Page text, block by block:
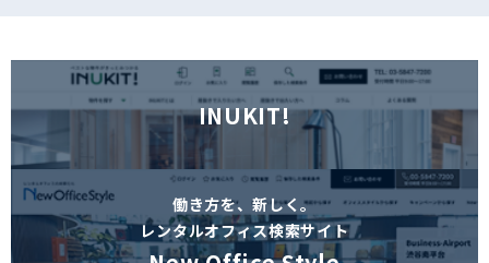
INUKIT!
働き方を、新しく。
レンタルオフィス検索サイト